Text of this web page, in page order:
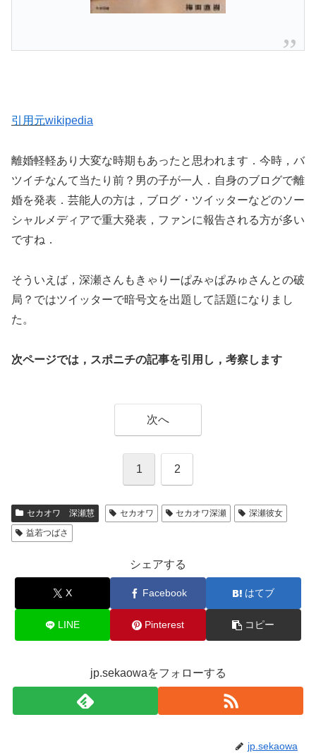
引用元wikipedia
離婚軽軽あり大変な時期もあったと思われます．今時，バ
ツイチなんて当たり前？男の子が一人．自身のブログで離
婚を発表．芸能人の方は，ブログ・ツイッターなどのソー
シャルメディアで重大発表，ファンに報告される方が多い
ですね．
そういえば，深瀬さんもきゃりーぱみゃぱみゅさんとの破
局？ではツイッターで暗号文を出題して話題になりまし
た。
次ページでは，スポニチの記事を引用し，考察します
次へ
1 2
セカオワ 深瀬慧 セカオワ セカオワ深瀬
深瀬彼女
益若つばさ
シェアする
X Facebook はてブ
LINE Pinterest コピー
jp.sekaowaをフォローする
jp.sekaowa